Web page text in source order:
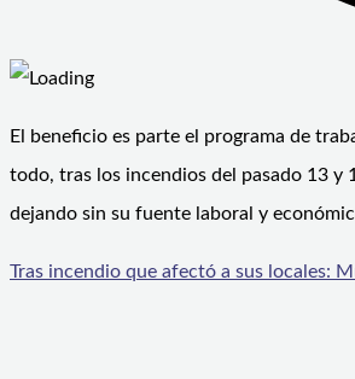
El beneficio es parte el programa de
todo, tras los incendios del pasado 13 y
dejando sin su fuente laboral y
Tras incendio que afectó a sus locales: